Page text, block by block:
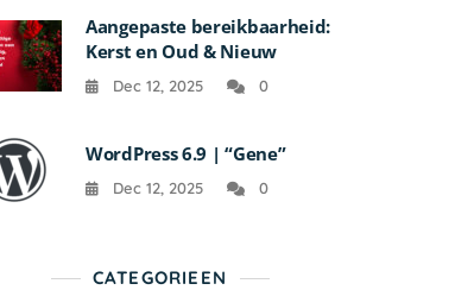
Aangepaste bereikbaarheid:
Kerst en Oud & Nieuw
Dec 12, 2025 0
WordPress 6.9 | “Gene”
Dec 12, 2025 0
CATEGORIEEN